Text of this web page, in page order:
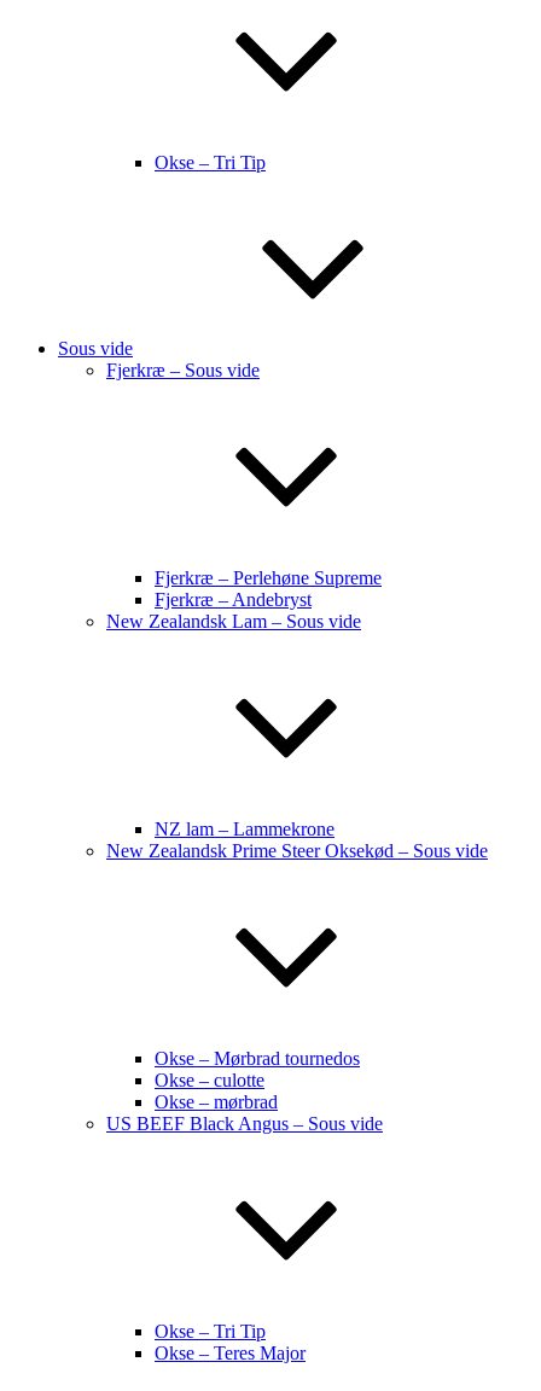
Okse – Tri Tip
Sous vide
Fjerkræ – Sous vide
Fjerkræ – Perlehøne Supreme
Fjerkræ – Andebryst
New Zealandsk Lam – Sous vide
NZ lam – Lammekrone
New Zealandsk Prime Steer Oksekød – Sous vide
Okse – Mørbrad tournedos
Okse – culotte
Okse – mørbrad
US BEEF Black Angus – Sous vide
Okse – Tri Tip
Okse – Teres Major